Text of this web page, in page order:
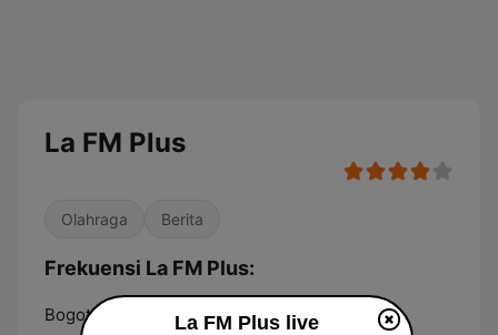
La FM Plus
Olahraga Berita
Frekuensi La FM Plus:
Bogotá: La FM Plus live